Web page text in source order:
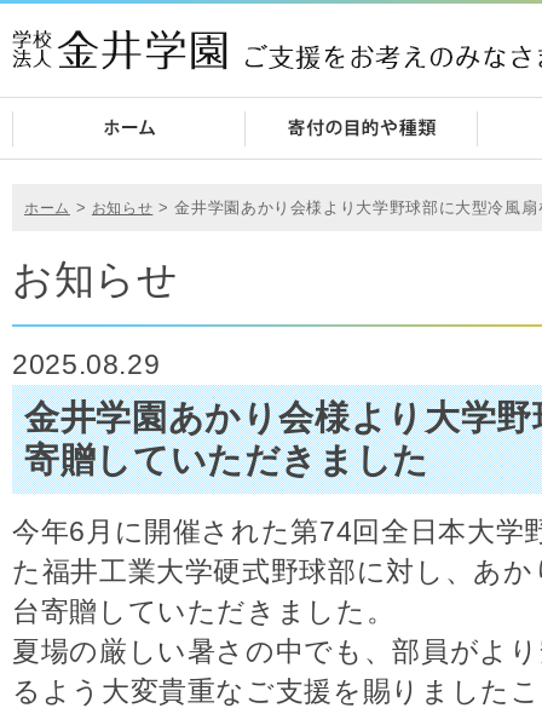
ホーム > お知らせ >金井学園あかり会様より大学野球部に大型冷風
お知らせ
2025.08.29
金井学園あかり会様より大学
寄贈していただきました
今年6月に開催された第74回全日本大学
た福井工業大学硬式野球部に対し、あ
台寄贈していただきました。
夏場の厳しい暑さの中でも、部員がよ
るよう大変貴重なご支援を賜りました